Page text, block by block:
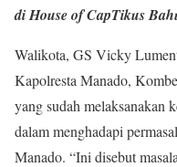
di House of CapTikus
Walikota, GS Vicky
Kapolresta Manado,
yang sudah melaksanakan
dalam menghadapi
Manado. “Ini disebut